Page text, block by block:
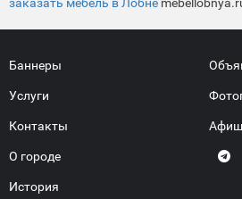
Баннеры
Услуги
Контакты
О городе
История